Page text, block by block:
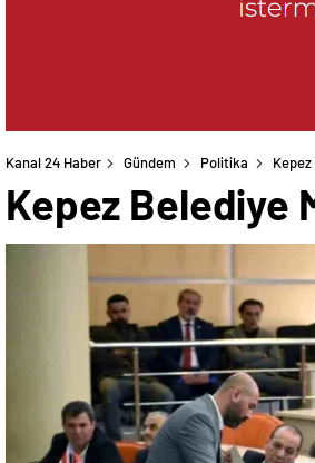
Kanal 24 Haber Gündem Politika
Kepez Belediye